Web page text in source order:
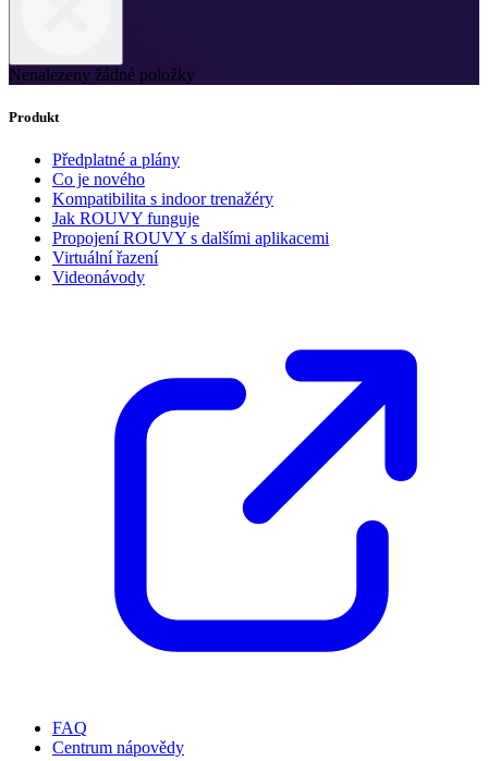
Nenalezeny žádné položky
Produkt
Předplatné a plány
Co je nového
Kompatibilita s indoor trenažéry
Jak ROUVY funguje
Propojení ROUVY s dalšími aplikacemi
Virtuální řazení
Videonávody
FAQ
Centrum nápovědy